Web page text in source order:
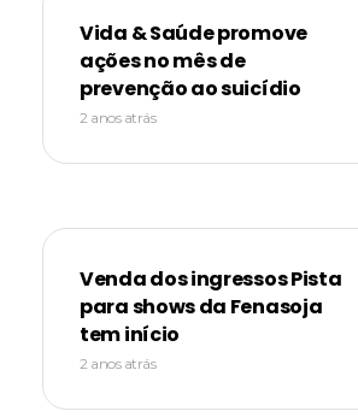
Vida & Saúde promove
ações no mês de
prevenção ao suicídio
2 anos atrás
Venda dos ingressos Pista
para shows da Fenasoja
tem início
2 anos atrás